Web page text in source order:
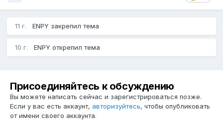
11 г. ENPY закрепил тема
10 г. ENPY открепил тема
Присоединяйтесь к обсуждению
Вы можете написать сейчас и зарегистрироваться позже.
Если у вас есть аккаунт, авторизуйтесь, чтобы опубликовать
от имени своего аккаунта.